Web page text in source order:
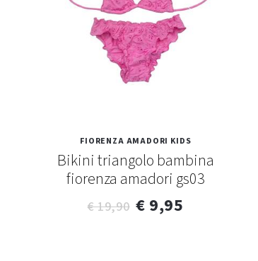
FIORENZA AMADORI KIDS
Bikini triangolo bambina
fiorenza amadori gs03
€ 19,90 € 9,95